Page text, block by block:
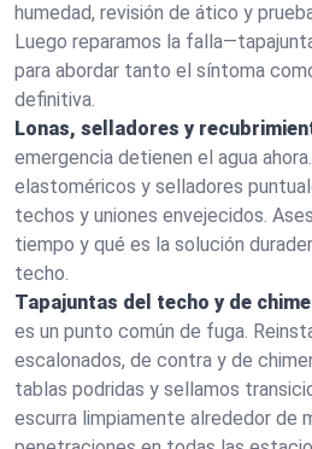
humedad, revisión de ático y
Luego reparamos la
para abordar tanto el síntoma
definitiva.
Lonas, selladores y
emergencia detienen el agua
elastoméricos y selladores
techos y uniones envejecidos.
tiempo y qué es la solución
techo.
Tapajuntas del techo y de
es un punto común de fuga.
escalonados, de contra y de
tablas podridas y sellamos
escurra limpiamente alrededor de